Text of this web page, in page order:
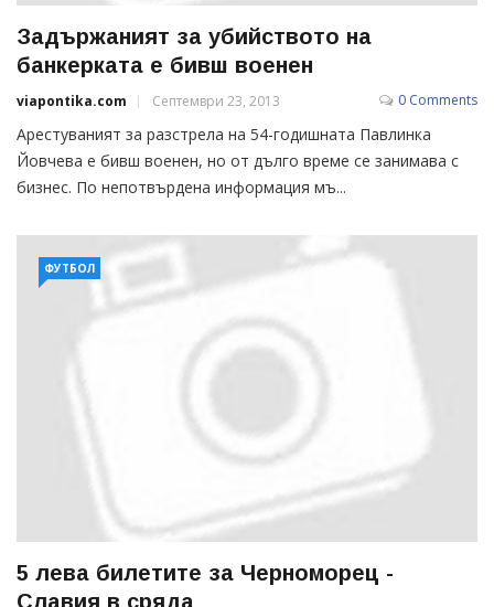
Задържаният за убийството на
банкерката е бивш военен
viapontika.com Септември 23, 2013 0 Comments
Арестуваният за разстрела на 54-годишната Павлинка
Йовчева е бивш военен, но от дълго време се занимава с
бизнес. По непотвърдена информация мъ...
ФУТБОЛ
5 лева билетите за Черноморец -
Славия в сряда